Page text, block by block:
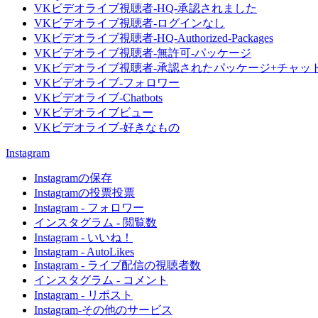
VKビデオライブ視聴者-HQ-承認されました
VKビデオライブ視聴者-ログインなし
VKビデオライブ視聴者-HQ-Authorized-Packages
VKビデオライブ視聴者-無許可-パッケージ
VKビデオライブ視聴者-承認されたパッケージ+チャッ
VKビデオライブ-フォロワー
VKビデオライブ-Chatbots
VKビデオライブビュー
VKビデオライブ-好きなもの
Instagram
Instagramの保存
Instagramの投票投票
Instagram - フォロワー
インスタグラム - 閲覧数
Instagram - いいね！
Instagram - AutoLikes
Instagram - ライブ配信の視聴者数
インスタグラム - コメント
Instagram - リポスト
Instagram-その他のサービス